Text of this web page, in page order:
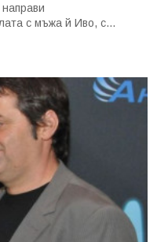
с мъжа й Иво, с...